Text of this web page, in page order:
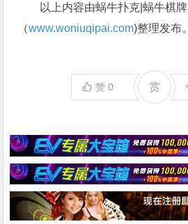
以上内容由蜗牛扑克|蜗牛棋牌
（www.woniuqipai.com)整理发布。
赞0 赏